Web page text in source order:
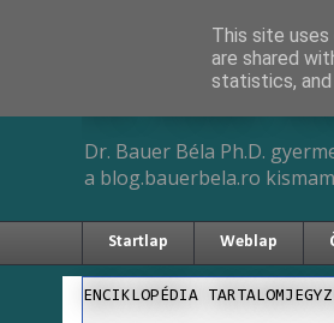
Dr. Bauer
Dr. Bauer Béla Ph.D.
a blog.bauerbela.ro
Startlap Weblap
ENCIKLOPÉDIA
This site
are shared
statistics,